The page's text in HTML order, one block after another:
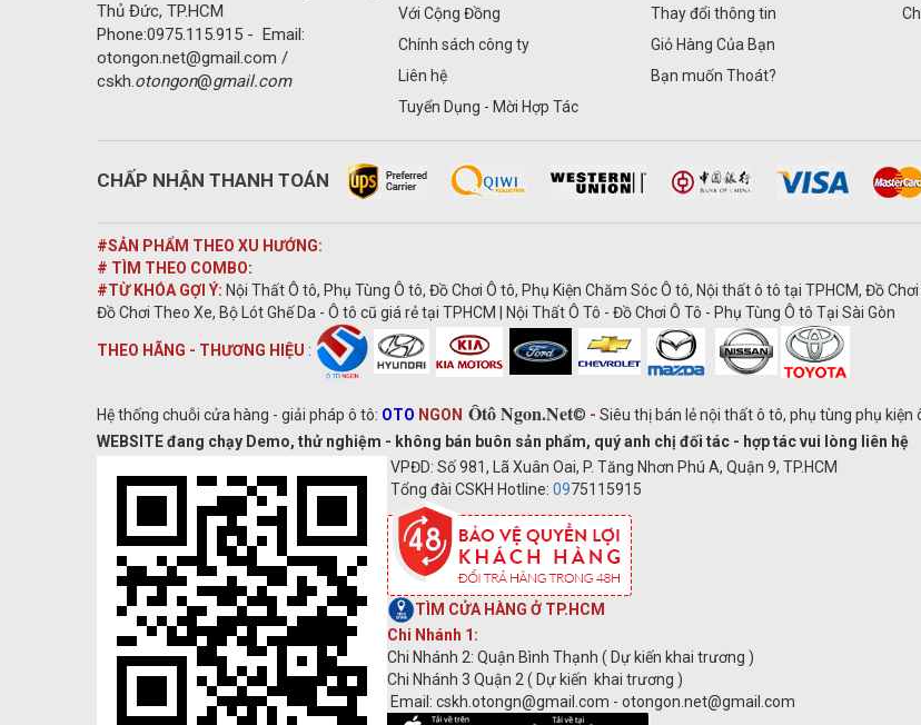
Thủ Đức, TP.HCM
Phone:0975.115.915 - Email:
otongon.net@gmail.com /
cskh.otongon@gmail.com
Với Cộng Đồng
Chính sách công ty
Liên hệ
Tuyển Dụng - Mời Hợp Tác
Thay đổi thông tin
Giỏ Hàng Của Bạn
Bạn muốn Thoát?
CHẤP NHẬN THANH TOÁN
#SẢN PHẨM THEO XU HƯỚNG:
# TÌM THEO COMBO:
#TỪ KHÓA GỢI Ý: Nội Thất Ô tô, Phụ Tùng Ô tô, Đồ Chơi Ô tô, Phụ Kiện Chăm Sóc Ô tô, Nội thất ô tô tại TPHCM, Đồ
Đồ Chơi Theo Xe, Bộ Lót Ghế Da - Ô tô cũ giá rẻ tại TPHCM | Nội Thất Ô Tô - Đồ Chơi Ô Tô - Phụ Tùng Ô tô Tại Sài Gòn
THEO HÃNG - THƯƠNG HIỆU :
Hệ thống chuỗi cửa hàng - giải pháp ô tô: OTO NGON Ôtô Ngon.Net© - Siêu thị bán lẻ nội thất ô tô, phụ tùng phụ kiện
WEBSITE đang chạy Demo, thử nghiệm - không bán buôn sản phẩm, quý anh chị đối tác - hợp tác vui lòng liên hệ
VPĐD: Số 981, Lã Xuân Oai, P. Tăng Nhơn Phú A, Quận 9, TP.HCM
Tổng đài CSKH Hotline: 0975115915
TÌM CỬA HÀNG Ở TP.HCM
Chi Nhánh 1:
Chi Nhánh 2: Quận Bình Thạnh ( Dự kiến khai trương )
Chi Nhánh 3 Quận 2 ( Dự kiến khai trương )
Email: cskh.otongn@gmail.com - otongon.net@gmail.com